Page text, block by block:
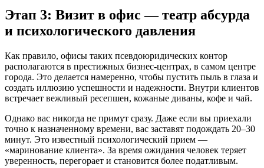
Этап 3: Визит в офис — театр абсурда
и психологического давления
Как правило, офисы таких псевдоюридических контор
располагаются в престижных бизнес-центрах, в самом центре
города. Это делается намеренно, чтобы пустить пыль в глаза и
создать иллюзию успешности и надежности. Внутри клиентов
встречает вежливый ресепшен, кожаные диваны, кофе и чай.
Однако вас никогда не примут сразу. Даже если вы приехали
точно к назначенному времени, вас заставят подождать 20–30
минут. Это известный психологический прием —
«маринование клиента». За время ожидания человек теряет
уверенность, перегорает и становится более податливым.